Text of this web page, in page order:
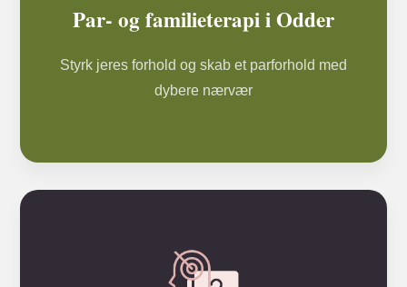
Par- og familieterapi i Odder
Styrk jeres forhold og skab et parforhold med
dybere nærvær